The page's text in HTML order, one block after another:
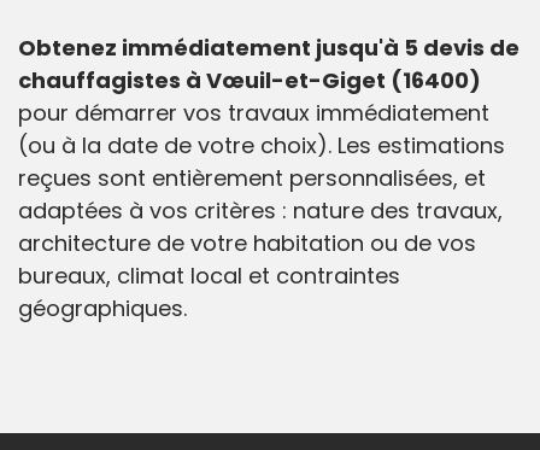
Obtenez immédiatement jusqu'à 5 devis de
chauffagistes à Vœuil-et-Giget (16400)
pour démarrer vos travaux immédiatement
(ou à la date de votre choix). Les estimations
reçues sont entièrement personnalisées, et
adaptées à vos critères : nature des travaux,
architecture de votre habitation ou de vos
bureaux, climat local et contraintes
géographiques.